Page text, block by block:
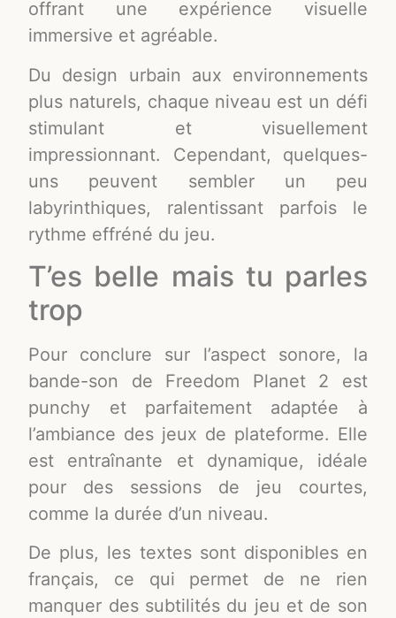
offrant une expérience visuelle
immersive et agréable.
Du design urbain aux environnements
plus naturels, chaque niveau est un défi
stimulant et visuellement
impressionnant. Cependant, quelques-
uns peuvent sembler un peu
labyrinthiques, ralentissant parfois le
rythme effréné du jeu.
T’es belle mais tu parles
trop
Pour conclure sur l’aspect sonore, la
bande-son de Freedom Planet 2 est
punchy et parfaitement adaptée à
l’ambiance des jeux de plateforme. Elle
est entraînante et dynamique, idéale
pour des sessions de jeu courtes,
comme la durée d’un niveau.
De plus, les textes sont disponibles en
français, ce qui permet de ne rien
manquer des subtilités du jeu et de son